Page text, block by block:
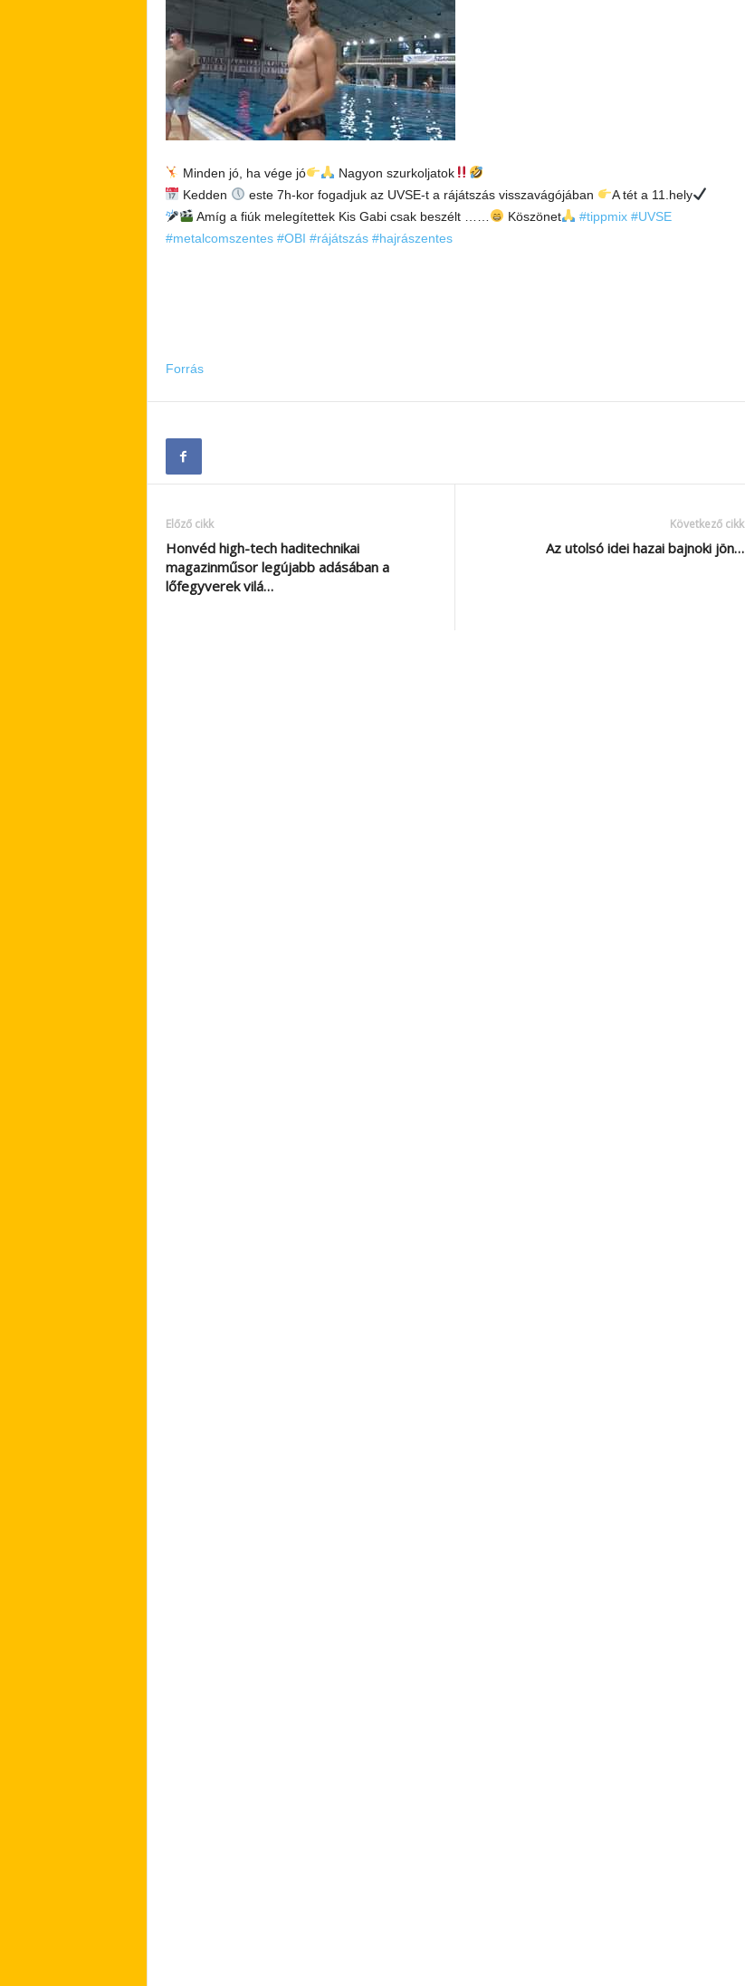
Minden jó, ha vége jó
Nagyon szurkoljatok
Kedden
este 7h-kor fogadjuk az UVSE-t a rájátszás visszavágójában
A tét a 11.hely
Amíg a fiúk melegítettek Kis Gabi csak beszélt ……
Köszönet #tippmix #UVSE
#metalcomszentes #OBI #rájátszás #hajrászentes
Forrás
Előző cikk
Honvéd high-tech haditechnikai
magazinműsor legújabb adásában a
lőfegyverek vilá…
Következő cikk
Az utolsó idei hazai bajnoki jön…